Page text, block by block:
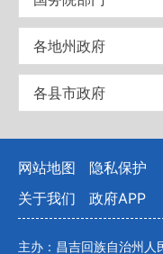
各地州政府
各县市政府
网站地图 隐私保护
关于我们
政府APP
主办：昌吉回族自治州人